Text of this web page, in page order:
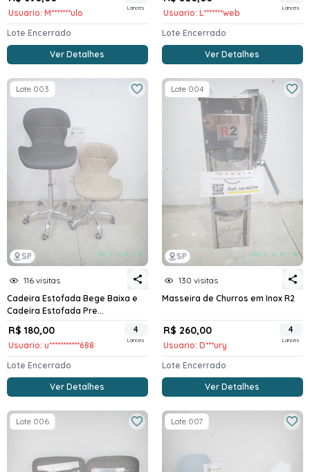
Usuario: M*******ulo Lances
Lote Encerrado
Ver Detalhes
Usuario: L*******web Lances
Lote Encerrado
Ver Detalhes
SP
Lote 003
116 visitas
Cadeira Estofada Bege Baixa e
Cadeira Estofada Pre...
R$ 180,00
Usuario: u***********688
4
Lances
Lote Encerrado
Ver Detalhes
SP
Lote 004
130 visitas
Masseira de Churros em Inox R2
R$ 260,00
Usuario: D***ury
4
Lances
Lote Encerrado
Ver Detalhes
Lote 006 Lote 007